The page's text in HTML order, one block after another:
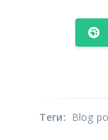
Теги: Blog